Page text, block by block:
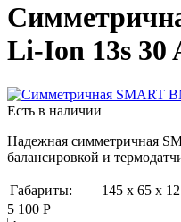
Li-Ion 13s 30
Есть в наличии
Надежная симметричная
балансировкой и
Габариты:
145 х 65 х
5 100 Р